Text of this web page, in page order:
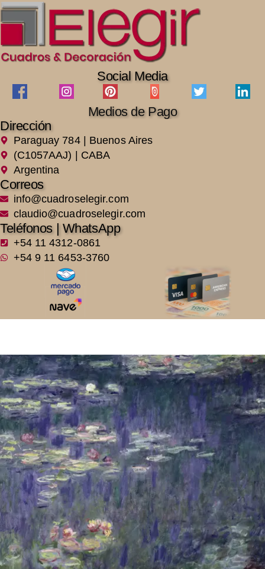
Social Media
Medios de Pago
Dirección
Paraguay 784 | Buenos Aires
(C1057AAJ) | CABA
Argentina
Correos
info@cuadroselegir.com
claudio@cuadroselegir.com
Teléfonos | WhatsApp
+54 11 4312-0861
+54 9 11 6453-3760